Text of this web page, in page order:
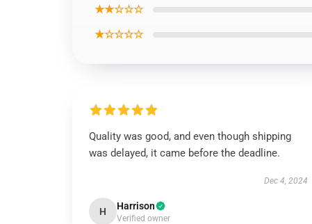
★★☆☆☆
★☆☆☆☆
Quality was good, and even though shipping
was delayed, it came before the deadline.
Dec 4, 2024
H Harrison
Verified owner